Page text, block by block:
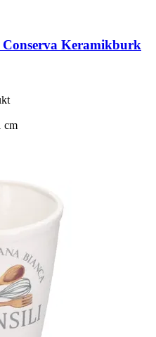
Conserva Keramikburk
cm